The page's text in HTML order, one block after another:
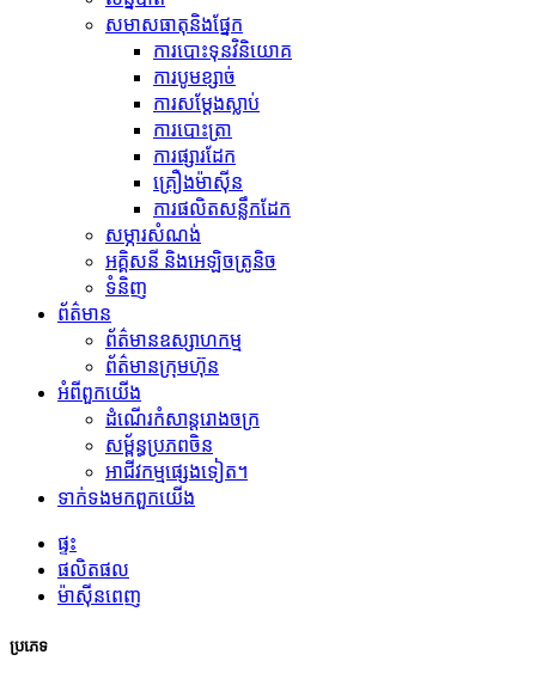
សមាសធាតុនិងផ្នែក
ការបោះទុនវិនិយោគ
ការបូមខ្សាច់
ការសម្ដែងស្លាប់
ការបោះត្រា
ការផ្សារដែក
គ្រឿងម៉ាស៊ីន
ការផលិតសន្លឹកដែក
សម្ភារ​សំណង់
អគ្គិសនី និងអេឡិចត្រូនិច
ទំនិញ
ព័ត៌មាន
ព័ត៌មានឧស្សាហកម្ម
ព័ត៌មានក្រុមហ៊ុន
អំពី​ពួក​យើង
ដំណើរកំសាន្តរោងចក្រ
សម្ព័ន្ធប្រភពចិន
អាជីវកម្មផ្សេងទៀត។
ទាក់ទង​មក​ពួក​យើង
ផ្ទះ
ផលិតផល
ម៉ាស៊ីនពេញ
ប្រភេទ